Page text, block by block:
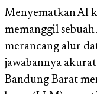
Menyematkan AI
memanggil
merancang alur
jawabannya
Bandung Barat